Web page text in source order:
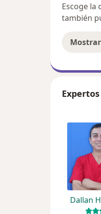
Escoge la
también
Dallan